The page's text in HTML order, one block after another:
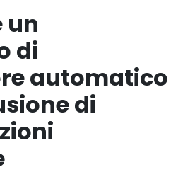
un
di
automatico
di